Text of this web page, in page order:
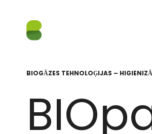
BIOGĀZES TEHNOLOĢIJAS –